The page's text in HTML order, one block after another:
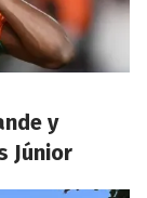
y
Júnior